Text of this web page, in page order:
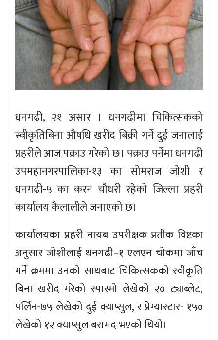
धनगढी, २१ असार । धनगढीमा चिकित्सकको
स्वीकृतिबिना औषधि खरीद बिक्री गर्ने दुई जनालाई
प्रहरीले आज पक्राउ गरेको छ। पक्राउ पर्नेमा धनगढी
उपमहानगरपालिका-१३ का सोमराज जोशी र
धनगढी-५ का करन चौधरी रहेको जिल्ला प्रहरी
कार्यालय कैलालीले जनाएको छ।
कार्यालयका प्रहरी नायब उपरीक्षक प्रतीक विष्टका
अनुसार जोशीलाई धनगढी–१ एलएन चोकमा जाँच
गर्ने क्रममा उनको साथबाट चिकित्सकको स्वीकृति
बिना खरीद गरेको स्पास्मो लेखेको २० ट्याब्लेट,
पर्लिन-७५ लेखेको दुई क्याप्सुल, र प्रेग्यास्टार- १५०
लेखेको १२ क्याप्सुल बरामद भएको थियो।